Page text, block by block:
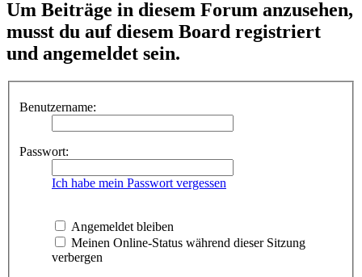
Um Beiträge in diesem Forum anzusehen,
musst du auf diesem Board registriert
und angemeldet sein.
Benutzername:
Passwort:
Ich habe mein Passwort vergessen
Angemeldet bleiben
Meinen Online-Status während dieser Sitzung
verbergen